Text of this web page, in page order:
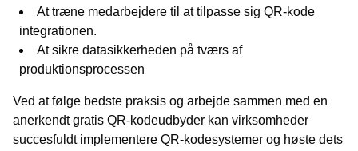
At træne medarbejdere til at tilpasse sig QR-kode
integrationen.
At sikre datasikkerheden på tværs af
produktionsprocessen
Ved at følge bedste praksis og arbejde sammen med en
anerkendt gratis QR-kodeudbyder kan virksomheder
succesfuldt implementere QR-kodesystemer og høste dets